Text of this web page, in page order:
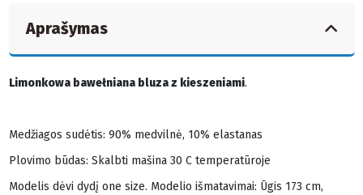
Aprašymas
Limonkowa bawełniana bluza z kieszeniami.
Medžiagos sudėtis: 90% medvilnė, 10% elastanas
Plovimo būdas: Skalbti mašina 30 C temperatūroje
Modelis dėvi dydį one size. Modelio išmatavimai: Ūgis 173 cm,